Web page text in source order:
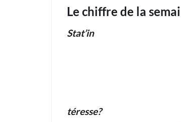
Le chiffre de la
Stat’in
téresse?